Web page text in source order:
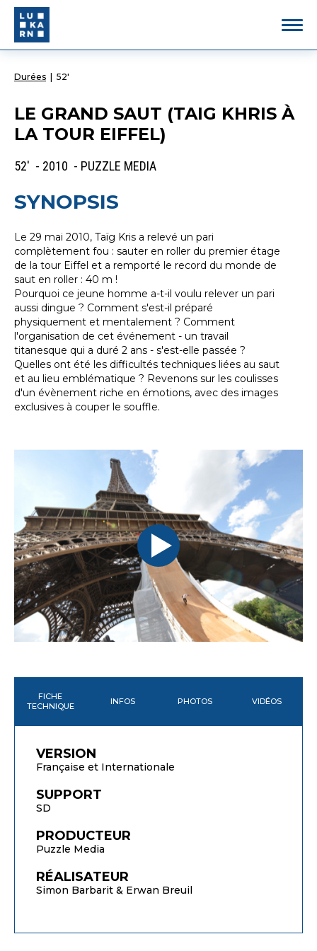
Durées 52'
LE GRAND SAUT (TAIG KHRIS À
LA TOUR EIFFEL)
52' - 2010 - PUZZLE MEDIA
SYNOPSIS
Le 29 mai 2010, Taïg Kris a relevé un pari
complètement fou : sauter en roller du premier étage
de la tour Eiffel et a remporté le record du monde de
saut en roller : 40 m !
Pourquoi ce jeune homme a-t-il voulu relever un pari
aussi dingue ? Comment s'est-il préparé
physiquement et mentalement ? Comment
l'organisation de cet événement - un travail
titanesque qui a duré 2 ans - s'est-elle passée ?
Quelles ont été les difficultés techniques liées au saut
et au lieu emblématique ? Revenons sur les coulisses
d'un évènement riche en émotions, avec des images
exclusives à couper le souffle.
FICHE
TECHNIQUE
INFOS PHOTOS VIDÉOS
VERSION
Française et Internationale
SUPPORT
SD
PRODUCTEUR
Puzzle Media
RÉALISATEUR
Simon Barbarit & Erwan Breuil